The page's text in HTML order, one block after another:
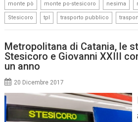
monte pò monte po-stesicoro nesima
Stesicoro tpl trasporto pubblico
Metropolitana di Catania, le
Stesicoro e Giovanni XXIII
un anno
20 Dicembre 2017